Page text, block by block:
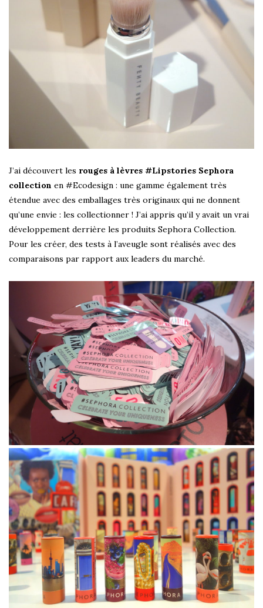
J’ai découvert les rouges à lèvres #Lipstories Sephora
collection en #Ecodesign : une gamme également très
étendue avec des emballages très originaux qui ne donnent
qu’une envie : les collectionner ! J’ai appris qu’il y avait un vrai
développement derrière les produits Sephora Collection.
Pour les créer, des tests à l’aveugle sont réalisés avec des
comparaisons par rapport aux leaders du marché.